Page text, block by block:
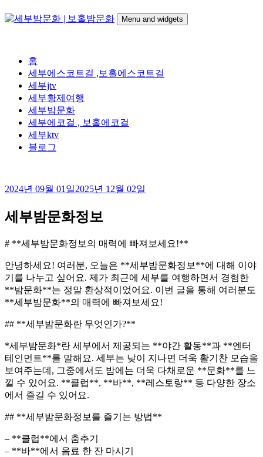
to
Menu and widgets
홈
세부에스코트걸 ,보홀에스코트걸
세부jtv
세부황제여행
세부밤문화
세부에코걸 , 보홀에코걸
세부ktv
블로그
2024년 09월 01일2025년 12월 02일
세부밤문화정보
# **세부밤문화정보의 매력에 빠져보세요!**
안녕하세요! 여러분, 오늘은 **세부밤문화정보**에 대해 이야
기를 나누고 싶어요. 제가 최근에 세부를 여행하면서 경험한
**밤문화**는 정말 환상적이었어요. 이번 글을 통해 여러분도
**세부밤문화**의 매력에 빠져보세요!
## **세부밤문화란 무엇인가?**
*세부밤문화*란 세부에서 제공되는 **야간 활동**과 **엔터
테인먼트**를 말해요. 세부는 낮이 지나면 더욱 활기찬 모습을
보여주는데, 그중에서도 밤에는 더욱 다채로운 **문화**를 느
낄 수 있어요. **클럽**, **바**, **레스토랑** 등 다양한 장소
에서 즐길 수 있어요.
## **세부밤문화정보를 즐기는 방법**
– **클럽**에서 춤추기
– **바**에서 음료 한 잔 마시기